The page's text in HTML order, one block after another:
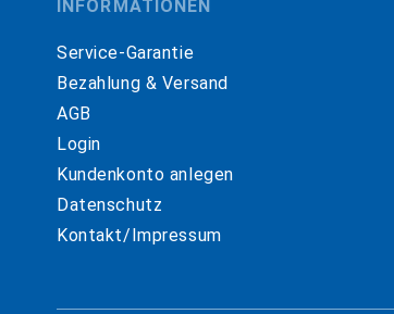
INFORMATIONEN
Service-Garantie
Bezahlung & Versand
AGB
Login
Kundenkonto anlegen
Datenschutz
Kontakt/Impressum